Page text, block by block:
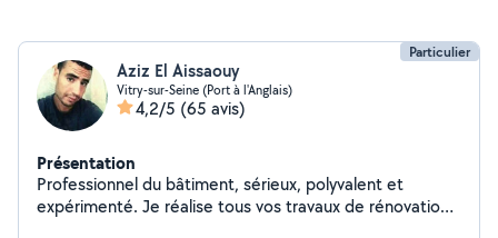
Particulier
Aziz El Aissaouy
Vitry-sur-Seine (Port à l'Anglais)
4,2/5 (65 avis)
Présentation
Professionnel du bâtiment, sérieux, polyvalent et
expérimenté. Je réalise tous vos travaux de rénovation